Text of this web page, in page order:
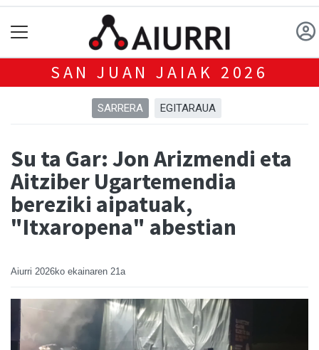
SAN JUAN JAIAK 2026
SARRERA EGITARAUA
Su ta Gar: Jon Arizmendi eta
Aitziber Ugartemendia
bereziki aipatuak,
"Itxaropena" abestian
Aiurri 2026ko ekainaren 21a